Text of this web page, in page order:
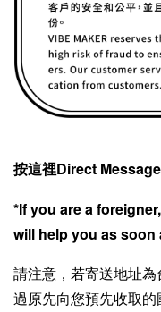
按這裡Direct Message
*If you are a
will help you as soon
請注意，若寄送地址
過原先向您預先收取